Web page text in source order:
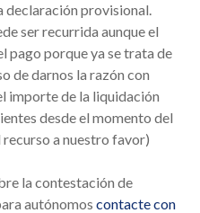
declaración provisional.
ser recurrida aunque el
pago porque ya se trata de
de darnos la razón con
importe de la liquidación
desde el momento del
a nuestro favor)
la contestación de
autónomos contacte con